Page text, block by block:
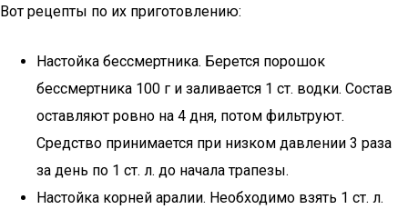
Вот рецепты по их приготовлению:
Настойка бессмертника. Берется порошок
бессмертника 100 г и заливается 1 ст. водки. Состав
оставляют ровно на 4 дня, потом фильтруют.
Средство принимается при низком давлении 3 раза
за день по 1 ст. л. до начала трапезы.
Настойка корней аралии. Необходимо взять 1 ст. л.